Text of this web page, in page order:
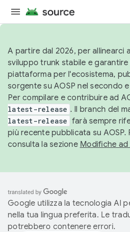
A partire dal 2026, per allinearci
sviluppo trunk stabile e garantire
piattaforma per l'ecosistema,
sorgente su AOSP nel secondo
Per compilare e contribuire ad
latest-release . Il branch del
latest-release farà sempre
più recente pubblicata su AOSP.
consulta la sezione Modifiche ad
Google utilizza la tecnologia AI
nella tua lingua preferita. Le
potrebbero contenere errori.